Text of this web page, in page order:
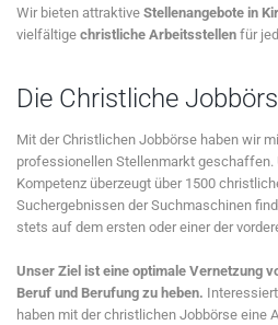
Wir bieten attraktive Stellenangebote in
vielfältige christliche Arbeitsstellen für
Die Christliche
Mit der Christlichen Jobbörse haben wir
professionellen Stellenmarkt geschaffen.
Kompetenz überzeugt über 1500
Suchergebnissen der Suchmaschinen
stets auf dem ersten oder einer der
Unser Ziel ist eine optimale Vernetzung
Beruf und Berufung zu heben.
haben mit der christlichen Jobbörse eine